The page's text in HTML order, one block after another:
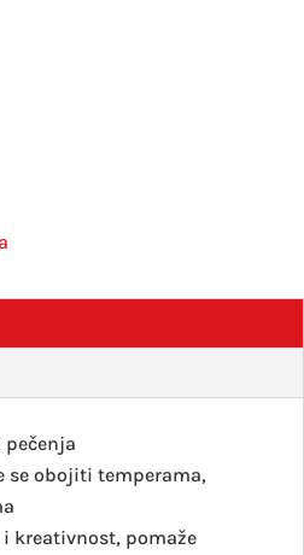
pečenja
se obojiti temperama,
kreativnost, pomaže